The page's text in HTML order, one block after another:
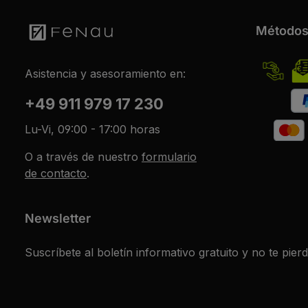
Asistencia y asesoramiento en:
+49 911 979 17 230
Lu-Vi, 09:00 - 17:00 horas
O a través de nuestro formulario
de contacto.
Newsletter
Suscríbete al boletín informativo gratuito y no te